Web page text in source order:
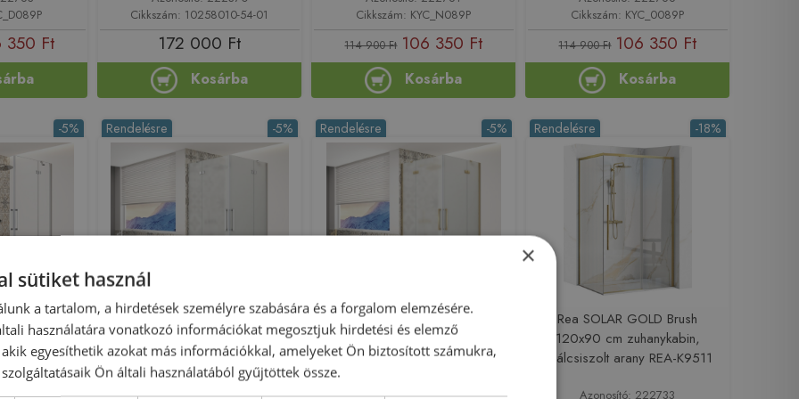
350 Ft
Cikkszám: 10258010-54-01
172 000 Ft
Kosárba
Cikkszám: KYC_N089P
114 900 Ft 106 350 Ft
Kosárba
Cikkszám: KYC_0089P
114 900 Ft 106 350 Ft
Kosárba
-5%
króm
CH
-5%
Rendelésre
Sapho TRINITY CHROME
80x90 cm zuhanykabin matt
üveggel, króm GT2280-90M-
CH
Azonosító: 218992
-5%
Rendelésre
Sapho TRINITY GOLD 80x90
cm zuhanykabin matt üveggel,
matt arany GT2280-90M-G
Azonosító: 218994
-18%
Rendelésre
Rea SOLAR GOLD Brush
120x90 cm zuhanykabin,
szálcsiszolt arany REA-K9511
Azonosító: 222733
×
sütiket használ
a tartalom, a hirdetések személyre szabására és a forgalom elemzésére.
használatára vonatkozó információkat megosztjuk hirdetési és elemző
egyesíthetik azokat más információkkal, amelyeket Ön biztosított számukra,
Ön általi használatából gyűjtöttek össze.